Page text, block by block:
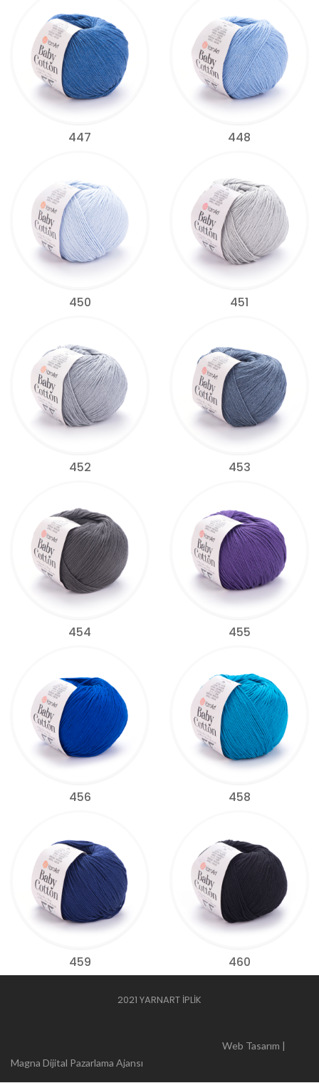
447 448
450 451
452 453
454 455
456 458
459 460
2021 YARNART İPLİK
Web Tasarım |
Magna Dijital Pazarlama Ajansı